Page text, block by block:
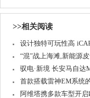
>>相关阅读
设计独特可玩性高
“混”战上海滩,新能源
驭电·新境 长安马自达
首款搭载雷神EM系统
阿维塔携多款车型开